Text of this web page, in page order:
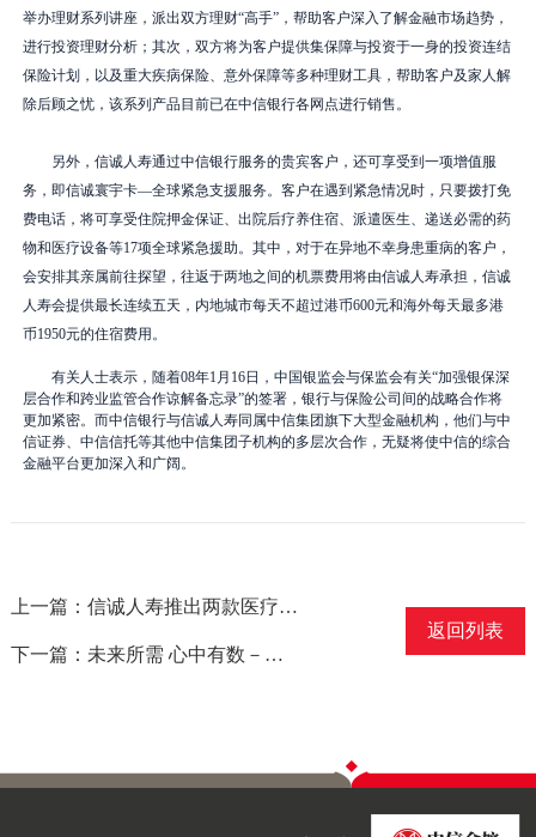
举办理财系列讲座，派出双方理财“高手”，帮助客户深入了解金融市场趋势，
进行投资理财分析；其次，双方将为客户提供集保障与投资于一身的投资连结
保险计划，以及重大疾病保险、意外保障等多种理财工具，帮助客户及家人解
除后顾之忧，该系列产品目前已在中信银行各网点进行销售。
另外，信诚人寿通过中信银行服务的贵宾客户，还可享受到一项增值服
务，即信诚寰宇卡—全球紧急支援服务。客户在遇到紧急情况时，只要拨打免
费电话，将可享受住院押金保证、出院后疗养住宿、派遣医生、递送必需的药
物和医疗设备等17项全球紧急援助。其中，对于在异地不幸身患重病的客户，
会安排其亲属前往探望，往返于两地之间的机票费用将由信诚人寿承担，信诚
人寿会提供最长连续五天，内地城市每天不超过港币600元和海外每天最多港
币1950元的住宿费用。
有关人士表示，随着08年1 月 16日 ，中国银监会与保监会有关“加强银保深
层合作和跨业监管合作谅解备忘录”的签署，银行与保险公司间的战略合作将
更加紧密。而中信银行与信诚人寿同属中信集团旗下大型金融机构，他们与中
信证券、中信信托等其他中信集团子机构的多层次合作，无疑将使中信的综合
金融平台更加深入和广阔。
上一篇：信诚人寿推出两款医疗健康保险计划
下一篇：未来所需 心中有数－－信诚人寿推出[未来有数]保险计划
返回列表